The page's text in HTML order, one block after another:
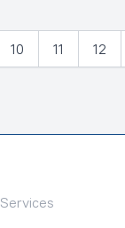
10 11 12
Services